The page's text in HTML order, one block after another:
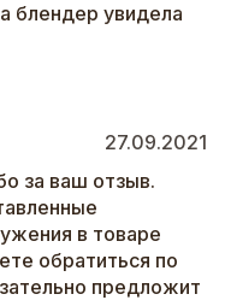
блендер увидела
27.09.2021
за ваш отзыв.
в товаре
обратиться по
предложит